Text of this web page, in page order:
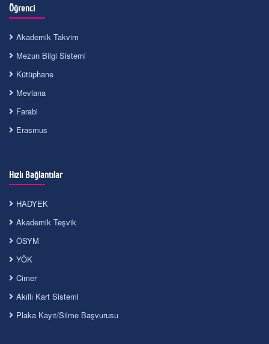
Öğrenci
Akademik Takvim
Mezun Bilgi Sistemi
Kütüphane
Mevlana
Farabi
Erasmus
Hızlı Bağlantılar
HADYEK
Akademik Teşvik
ÖSYM
YÖK
Cimer
Akıllı Kart Sistemi
Plaka Kayıt/Silme Başvurusu